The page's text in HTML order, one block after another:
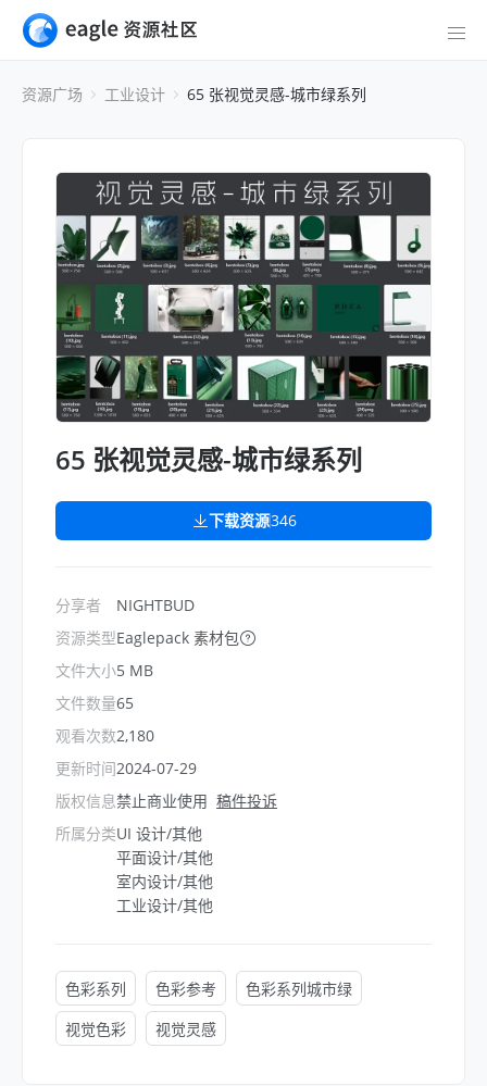
资源广场 工业设计 65 张视觉灵感-城市绿系列
65 张视觉灵感-城市绿系列
下载资源346
分享者
资源类型
文件大小
文件数量
观看次数
更新时间
版权信息
所属分类
NIGHTBUD
Eaglepack 素材包
5 MB
65
2,180
2024-07-29
禁止商业使用 稿件投诉
UI 设计/其他
平面设计/其他
室内设计/其他
工业设计/其他
色彩系列 色彩参考
色彩系列城市绿
视觉色彩
视觉灵感